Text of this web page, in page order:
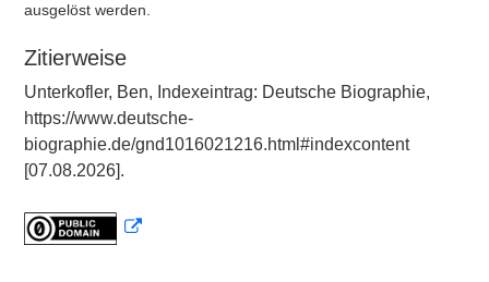
ausgelöst werden.
Zitierweise
Unterkofler, Ben, Indexeintrag: Deutsche Biographie,
https://www.deutsche-
biographie.de/gnd1016021216.html#indexcontent
[07.08.2026].